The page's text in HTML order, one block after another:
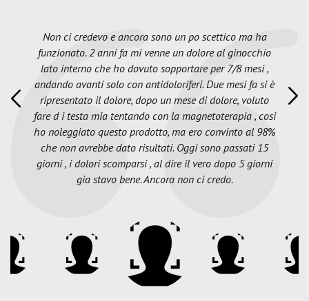
Non ci credevo e ancora sono un po scettico ma ha
funzionato. 2 anni fa mi venne un dolore al ginocchio
lato interno che ho dovuto sopportare per 7/8 mesi ,
andando avanti solo con antidoloriferi. Due mesi fa si è
ripresentato il dolore, dopo un mese di dolore, voluto
fare d i testa mia tentando con la magnetoterapia , cosi
ho noleggiato questo prodotto, ma ero convinto al 98%
che non avrebbe dato risultati. Oggi sono passati 15
giorni , i dolori scomparsi , al dire il vero dopo 5 giorni
gia stavo bene. Ancora non ci credo.